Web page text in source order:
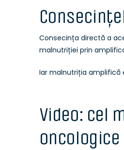
Consecința directă a
malnutriției prin
Iar malnutriția amplifică
Video: cel